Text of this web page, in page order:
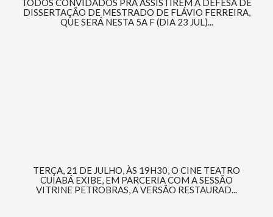
TODOS CONVIDADOS PRA ASSISTIREM A DEFESA DE
DISSERTAÇÃO DE MESTRADO DE FLÁVIO FERREIRA,
QUE SERÁ NESTA 5A F (DIA 23 JUL)...
TERÇA, 21 DE JULHO, ÀS 19H30, O CINE TEATRO
CUIABÁ EXIBE, EM PARCERIA COM A SESSÃO
VITRINE PETROBRAS, A VERSÃO RESTAURAD...